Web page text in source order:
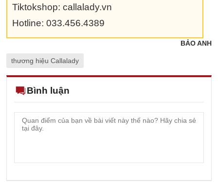
Tiktokshop: callalady.vn
Hotline: 033.456.4389
BẢO ANH
thương hiệu Callalady
Bình luận